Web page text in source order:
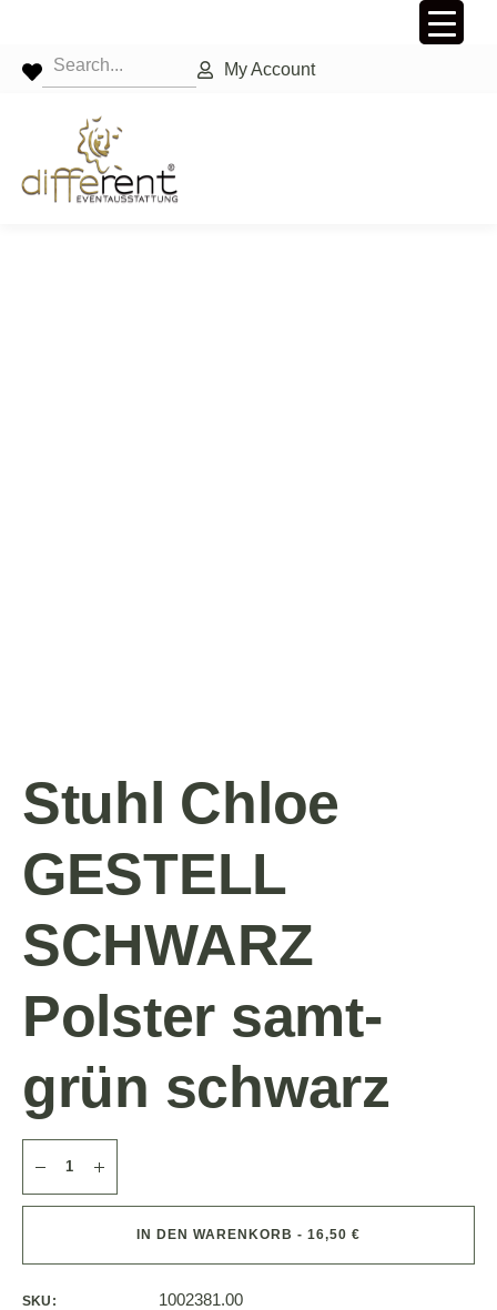
My Account
Stuhl Chloe
GESTELL
SCHWARZ
Polster samt-
grün schwarz
IN DEN WARENKORB - 16,50 €
SKU: 1002381.00